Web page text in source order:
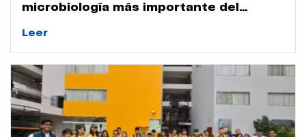
microbiología más importante del
Leer